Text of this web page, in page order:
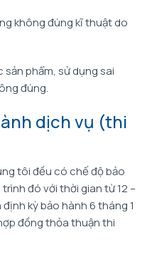
không đúng kĩ thuật do
phẩm, sử dụng sai
đúng.
dịch vụ (thi
tôi đều có chế độ bảo
đó với thời gian từ 12 –
kỳ bảo hành 6 tháng 1
đồng thỏa thuận thi